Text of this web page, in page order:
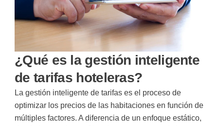
¿Qué es la gestión inteligente
de tarifas hoteleras?
La gestión inteligente de tarifas es el proceso de
optimizar los precios de las habitaciones en función de
múltiples factores. A diferencia de un enfoque estático,